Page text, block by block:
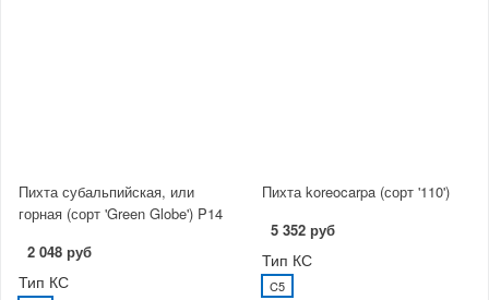
Пихта субальпийская, или
горная (сорт 'Green Globe') P14
2 048 руб
Тип КС
Пихта koreocarpa (сорт '110')
5 352 руб
Тип КС
C5